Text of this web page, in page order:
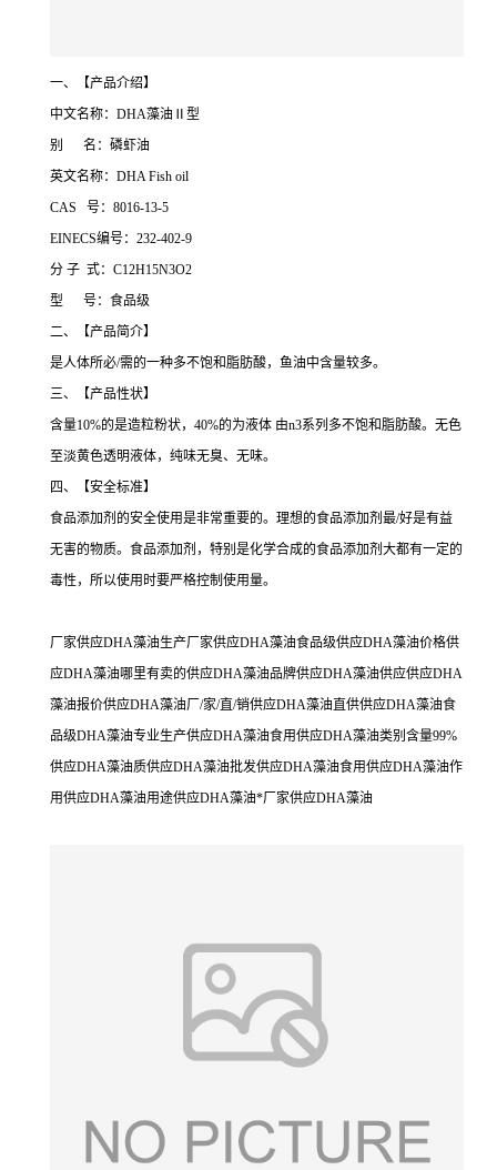
一、【产品介绍】
中文名称：DHA藻油Ⅱ型
别 名：磷虾油
英文名称：DHA Fish oil
CAS 号：8016-13-5
EINECS编号：232-402-9
分 子 式：C12H15N3O2
型 号：食品级
二、【产品简介】
是人体所必/需的一种多不饱和脂肪酸，鱼油中含量较多。
三、【产品性状】
含量10%的是造粒粉状，40%的为液体 由n3系列多不饱和脂肪酸。无色
至淡黄色透明液体，纯味无臭、无味。
四、【安全标准】
食品添加剂的安全使用是非常重要的。理想的食品添加剂最/好是有益
无害的物质。食品添加剂，特别是化学合成的食品添加剂大都有一定的
毒性，所以使用时要严格控制使用量。
厂家供应DHA藻油生产厂家供应DHA藻油食品级供应DHA藻油价格供
应DHA藻油哪里有卖的供应DHA藻油品牌供应DHA藻油供应供应DHA
藻油报价供应DHA藻油厂/家/直/销供应DHA藻油直供供应DHA藻油食
品级DHA藻油专业生产供应DHA藻油食用供应DHA藻油类别含量99%
供应DHA藻油质供应DHA藻油批发供应DHA藻油食用供应DHA藻油作
用供应DHA藻油用途供应DHA藻油*厂家供应DHA藻油